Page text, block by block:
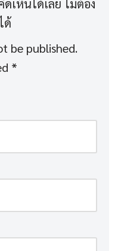
be published.
*